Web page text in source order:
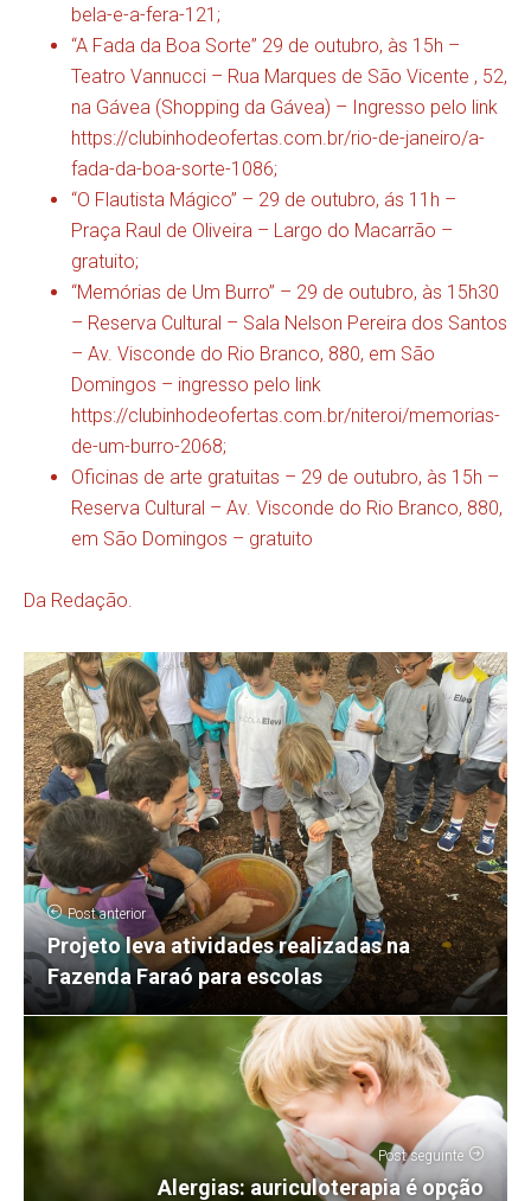
bela-e-a-fera-121;
“A Fada da Boa Sorte” 29 de outubro, às 15h –
Teatro Vannucci – Rua Marques de São Vicente , 52,
na Gávea (Shopping da Gávea) – Ingresso pelo link
https://clubinhodeofertas.com.br/rio-de-janeiro/a-
fada-da-boa-sorte-1086;
“O Flautista Mágico” – 29 de outubro, ás 11h –
Praça Raul de Oliveira – Largo do Macarrão –
gratuito;
“Memórias de Um Burro” – 29 de outubro, às 15h30
– Reserva Cultural – Sala Nelson Pereira dos Santos
– Av. Visconde do Rio Branco, 880, em São
Domingos – ingresso pelo link
https://clubinhodeofertas.com.br/niteroi/memorias-
de-um-burro-2068;
Oficinas de arte gratuitas – 29 de outubro, às 15h –
Reserva Cultural – Av. Visconde do Rio Branco, 880,
em São Domingos – gratuito
Da Redação.
Post anterior
Projeto leva atividades realizadas na
Fazenda Faraó para escolas
Post seguinte
Alergias: auriculoterapia é opção